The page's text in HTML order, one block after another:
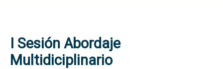
I Sesión Abordaje
Multidiciplinario